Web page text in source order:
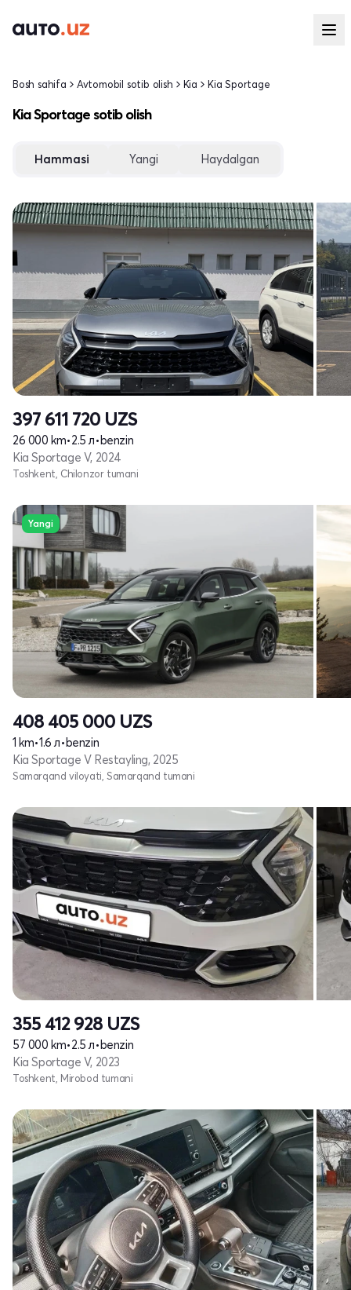
Bosh sahifa Avtomobil sotib olish Kia Kia Sportage
Kia Sportage sotib olish
Hammasi Yangi Haydalgan
397 611 720 UZS
26 000 km•2.5 л•benzin
Kia Sportage V, 2024
Toshkent, Chilonzor tumani
Yangi
408 405 000 UZS
1 km•1.6 л•benzin
Kia Sportage V Restayling, 2025
Samarqand viloyati, Samarqand tumani
355 412 928 UZS
57 000 km•2.5 л•benzin
Kia Sportage V, 2023
Toshkent, Mirobod tumani